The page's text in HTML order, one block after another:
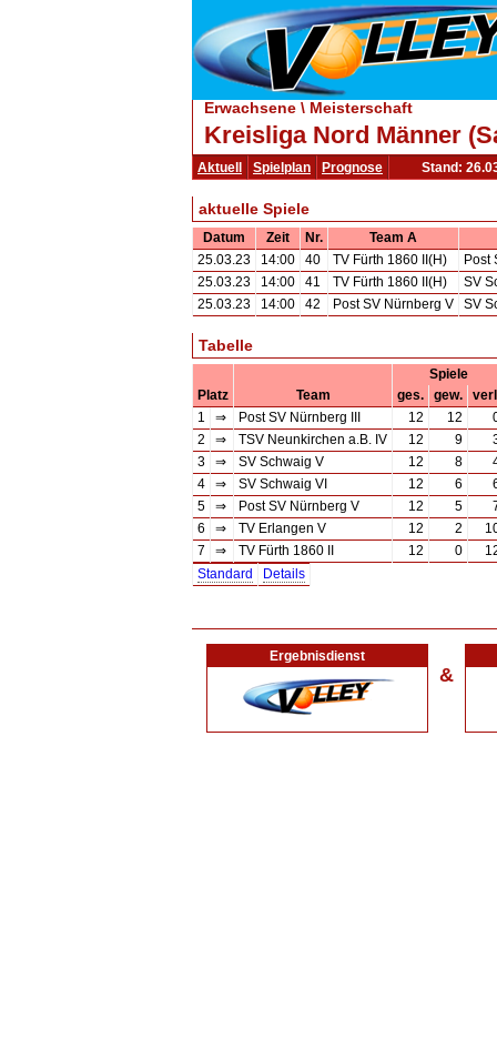
Erwachsene \ Meisterschaft
Kreisliga Nord Männer
Aktuell Spielplan Prognose Stand:
aktuelle Spiele
Datum Zeit Nr.
Team A
25.03.23
14:00 40 TV Fürth 1860 II(H)
Post
25.03.23
14:00 41 TV Fürth 1860 II(H)
SV
25.03.23
14:00 42 Post SV Nürnberg V SV
Tabelle
Spiele
Platz
Team ges. gew.
1
⇒ Post SV Nürnberg III 12 12
2
⇒ TSV Neunkirchen a.B. IV 12 9
3
⇒ SV Schwaig V 12 8
4
⇒ SV Schwaig VI 12 6
5
⇒ Post SV Nürnberg V 12 5
6
⇒ TV Erlangen V 12 2
7
⇒ TV Fürth 1860 II 12 0
Standard
Details
Ergebnisdienst
&